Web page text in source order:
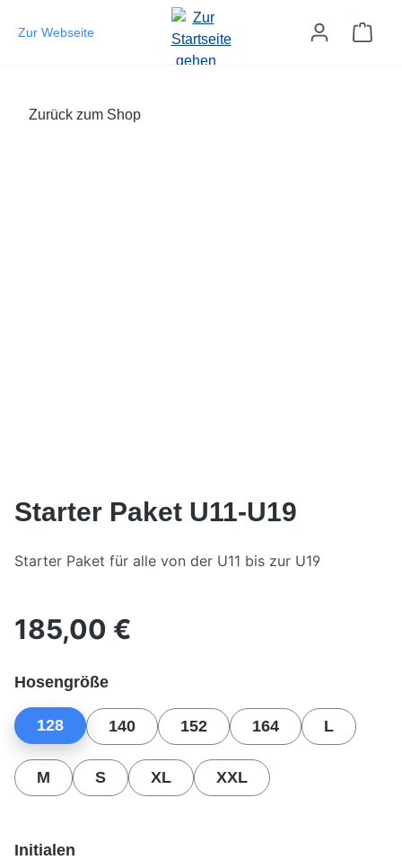
Zum Hauptinhalt springen
Zur Webseite
Zurück zum Shop
Starter Paket U11-U19
Starter Paket für alle von der U11 bis zur U19
Regulärer Preis:
185,00 €
Hosengrößeauswählen
128 140 152 164 L
M S XL XXL
Initialen